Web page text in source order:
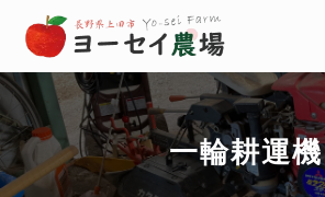
一輪耕運機